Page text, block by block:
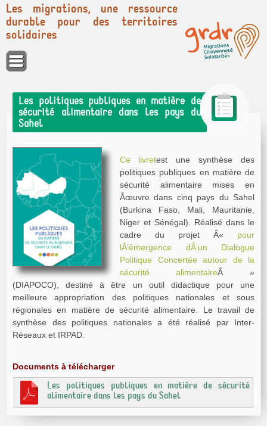
Panneau de gestion des cookies
Les migrations, une ressource
durable pour des territoires
solidaires
Les politiques publiques en matière de
sécurité alimentaire dans les pays du
Sahel
Ce livretest une synthèse des
politiques publiques en matière de
sécurité alimentaire mises en
Âœuvre dans cinq pays du Sahel
(Burkina Faso, Mali, Mauritanie,
Niger et Sénégal). Réalisé dans le
cadre du projet Â« pour
lÂ’émergence dÂ’un Dialogue
Politique Concertée autour de la
sécurité alimentaireÂ »
(DIAPOCO), destiné à être un outil didactique pour une
meilleure appropriation des politiques nationales et sous
régionales en matière de sécurité alimentaire. Le travail de
synthèse des politiques nationales a été réalisé par Inter-
Réseaux et IRPAD.
Documents à télécharger
Les politiques publiques en matière de sécurité
alimentaire dans les pays du Sahel